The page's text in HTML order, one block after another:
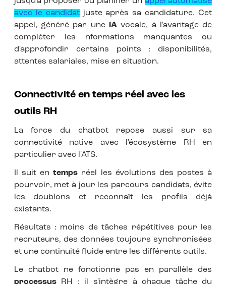
avec le candidatjuste après sa candidature. Cet
appel, généré par une
IA vocale, à l'avantage de
compléter les nformations manquantes ou
d'approfondir certains points : disponibilités,
attentes salariales, mise en situation.
Connectivité en temps réel avec les
outils RH
La force du chatbot repose aussi sur sa
connectivité native avec l'écosystème RH en
particulier avec l'ATS.
Il suit entemps réel les évolutions des postes à
pourvoir, met à jour les parcours candidats, évite
les doublons et reconnaît les profils déjà
existants.
Résultats : moins de tâches répétitives pour les
recruteurs, des données toujours synchronisées
et une continuité fluide entre les différents outils.
Le chatbot ne fonctionne pas en parallèle des
processusRH : il s'intègre à chaque tâche du